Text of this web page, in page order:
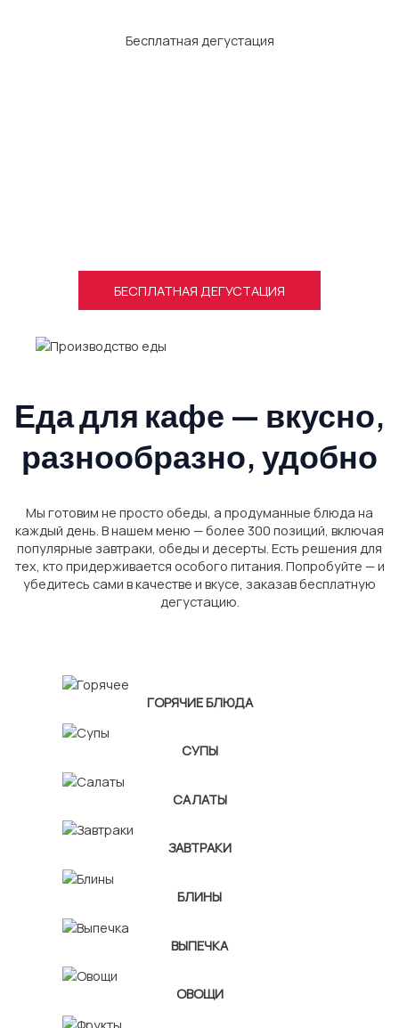
Бесплатная дегустация
БЕСПЛАТНАЯ ДЕГУСТАЦИЯ
Еда для кафе — вкусно,
разнообразно, удобно
Мы готовим не просто обеды, а продуманные блюда на
каждый день. В нашем меню — более 300 позиций, включая
популярные завтраки, обеды и десерты. Есть решения для
тех, кто придерживается особого питания. Попробуйте — и
убедитесь сами в качестве и вкусе, заказав бесплатную
дегустацию.
ГОРЯЧИЕ БЛЮДА
СУПЫ
САЛАТЫ
ЗАВТРАКИ
БЛИНЫ
ВЫПЕЧКА
ОВОЩИ